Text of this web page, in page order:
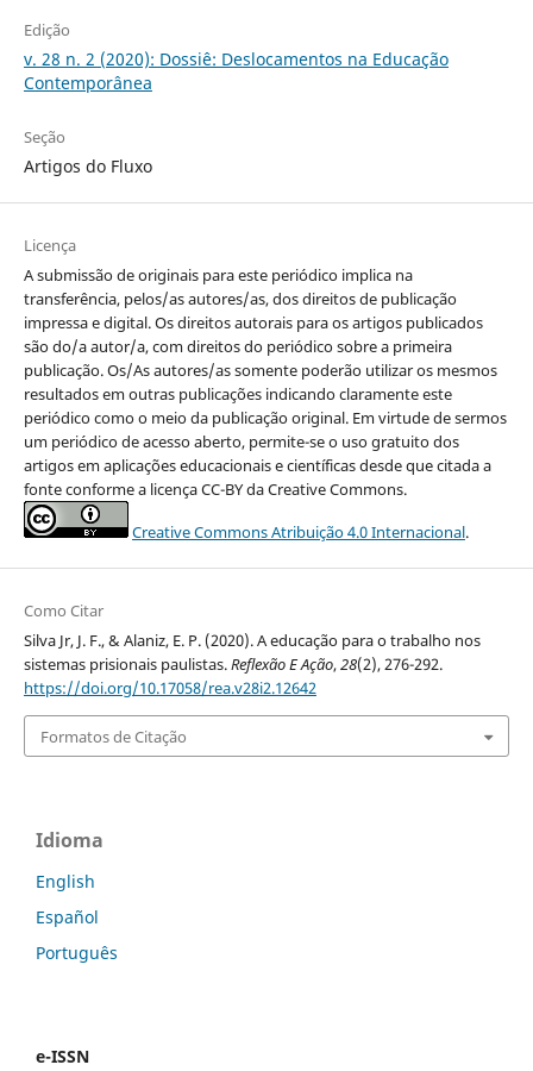
Edição
v. 28 n. 2 (2020): Dossiê: Deslocamentos na Educação
Contemporânea
Seção
Artigos do Fluxo
Licença
A submissão de originais para este periódico implica na
transferência, pelos/as autores/as, dos direitos de publicação
impressa e digital. Os direitos autorais para os artigos publicados
são do/a autor/a, com direitos do periódico sobre a primeira
publicação. Os/As autores/as somente poderão utilizar os mesmos
resultados em outras publicações indicando claramente este
periódico como o meio da publicação original. Em virtude de sermos
um periódico de acesso aberto, permite-se o uso gratuito dos
artigos em aplicações educacionais e científicas desde que citada a
fonte conforme a licença CC-BY da Creative Commons.
Creative Commons Atribuição 4.0 Internacional.
Como Citar
Silva Jr, J. F., & Alaniz, E. P. (2020). A educação para o trabalho nos
sistemas prisionais paulistas.Reflexão E Ação,28(2), 276-292.
https://doi.org/10.17058/rea.v28i2.12642
Formatos de Citação
Idioma
English
Español
Português
e-ISSN